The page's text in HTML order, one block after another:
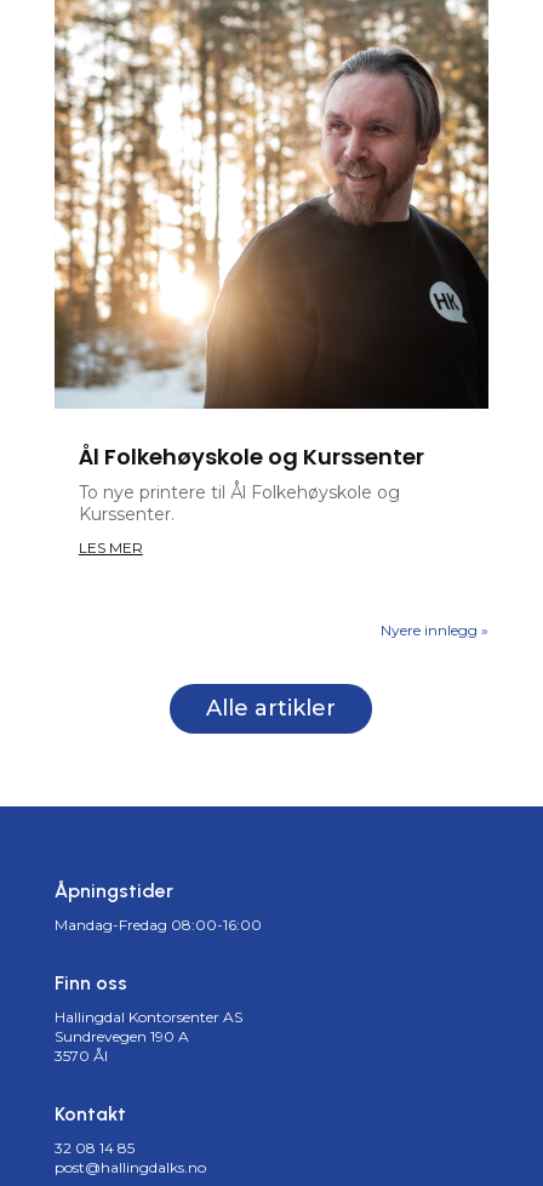
Ål Folkehøyskole og Kurssenter
To nye printere til Ål Folkehøyskole og
Kurssenter.
LES MER
Nyere innlegg »
Alle artikler
Åpningstider
Mandag-Fredag 08:00-16:00
Finn oss
Hallingdal Kontorsenter AS
Sundrevegen 190 A
3570 Ål
Kontakt
32 08 14 85
post@hallingdalks.no